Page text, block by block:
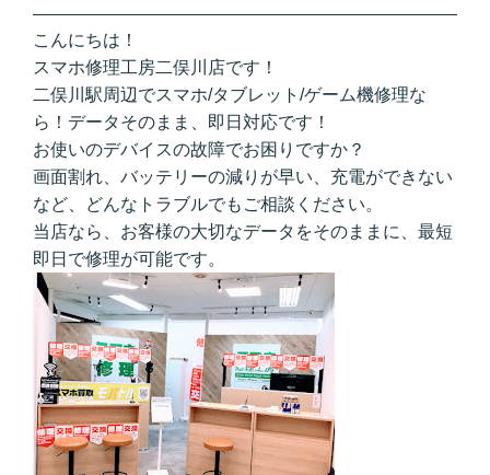
こんにちは！
スマホ修理工房二俣川店です！
二俣川駅周辺でスマホ/タブレット/ゲーム機修理な
ら！データそのまま、即日対応です！
お使いのデバイスの故障でお困りですか？
画面割れ、バッテリーの減りが早い、充電ができない
など、どんなトラブルでもご相談ください。
当店なら、お客様の大切なデータをそのままに、最短
即日で修理が可能です。